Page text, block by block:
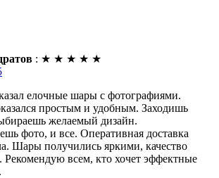
: ★ ★ ★ ★ ★
елочные шары с фотографиями.
простым и удобным. Заходишь
желаемый дизайн.
фото, и все. Оперативная доставка
Шары получились яркими, качество
Рекомендую всем, кто хочет эффектные